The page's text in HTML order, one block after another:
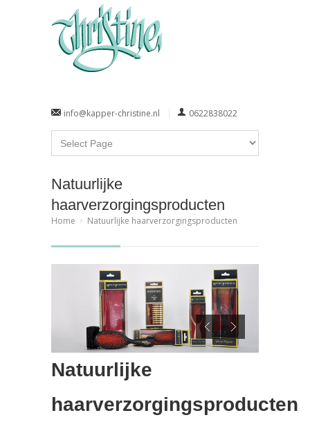
info@kapper-christine.nl 0622838022
Natuurlijke
haarverzorgingsproducten
Home Natuurlijke haarverzorgingsproducten
Natuurlijke
haarverzorgingsproducten